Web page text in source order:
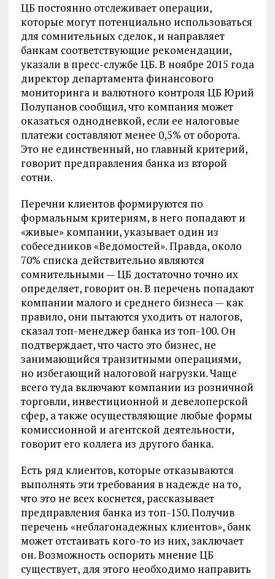
ЦБ постоянно отслеживает операции,
которые могут потенциально использоваться
для сомнительных сделок, и направляет
банкам соответствующие рекомендации,
указали в пресс-службе ЦБ. В ноябре 2015 года
директор департамента финансового
мониторинга и валютного контроля ЦБ Юрий
Полупанов сообщил, что компания может
оказаться однодневкой, если ее налоговые
платежи составляют менее 0,5% от оборота.
Это не единственный, но главный критерий,
говорит предправления банка из второй
сотни.
Перечни клиентов формируются по
формальным критериям, в него попадают и
«живые» компании, указывает один из
собеседников «Ведомостей». Правда, около
70% списка действительно являются
сомнительными — ЦБ достаточно точно их
определяет, говорит он. В перечень попадают
компании малого и среднего бизнеса — как
правило, они пытаются уходить от налогов,
сказал топ-менеджер банка из топ-100. Он
подтверждает, что часто это бизнес, не
занимающийся транзитными операциями,
но избегающий налоговой нагрузки. Чаще
всего туда включают компании из розничной
торговли, инвестиционной и девелоперской
сфер, а также осуществляющие любые формы
комиссионной и агентской деятельности,
говорит его коллега из другого банка.
Есть ряд клиентов, которые отказываются
выполнять эти требования в надежде на то,
что это не всех коснется, рассказывает
предправления банка из топ-150. Получив
перечень «неблагонадежных клиентов», банк
может отстаивать кого-то из них, заключает
он. Возможность оспорить мнение ЦБ
существует, для этого необходимо направить